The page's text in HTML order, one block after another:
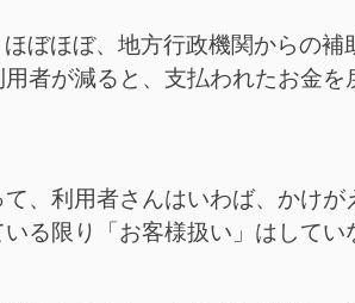
ほぼほぼ、地方行政機関からの補
者が減ると、支払われたお金を
、利用者さんはいわば、かけが
る限り「お客様扱い」はしてい